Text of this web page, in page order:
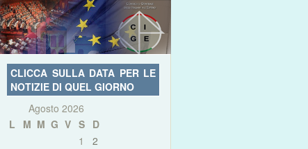
CLICCA SULLA DATA PER LE
NOTIZIE DI QUEL GIORNO
Agosto 2026
L
M M G V S D
1
2